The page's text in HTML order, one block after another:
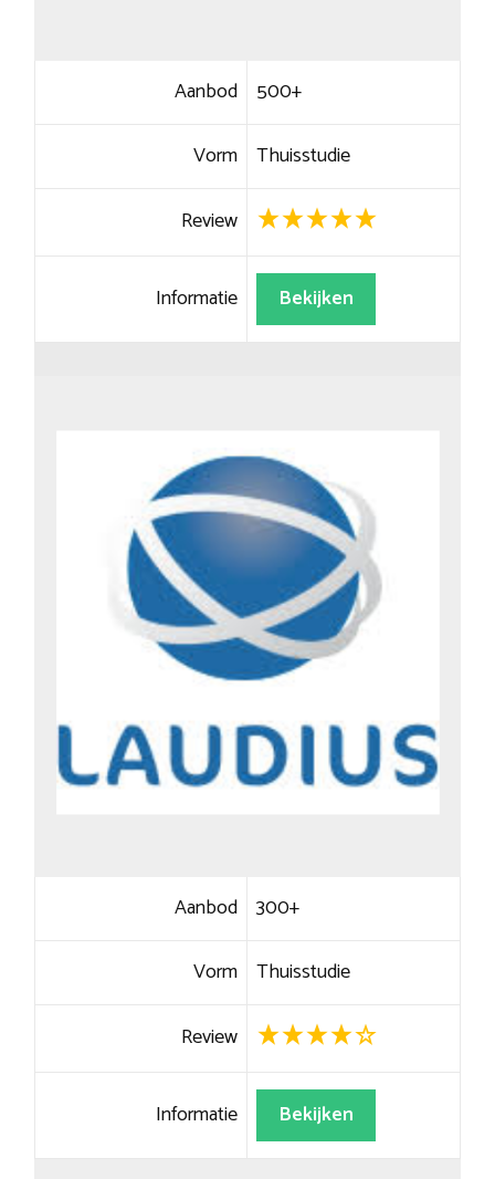
Aanbod 500+
Vorm Thuisstudie
Review
Informatie Bekijken
Aanbod 300+
Vorm Thuisstudie
Review
Informatie Bekijken